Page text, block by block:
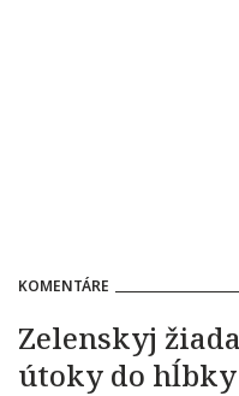
KOMENTÁRE
Zelenskyj
útoky do hĺbky